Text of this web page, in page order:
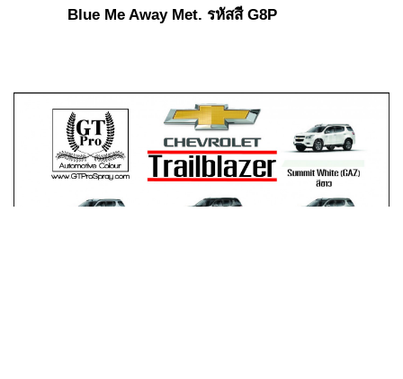
Blue Me Away Met. รหัสสี G8P